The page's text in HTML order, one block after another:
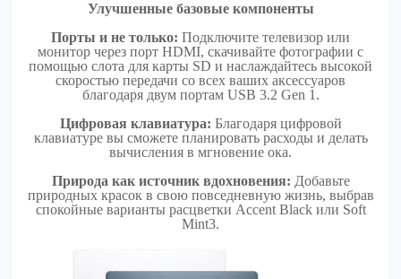
Улучшенные базовые компоненты
Порты и не только: Подключите телевизор или
монитор через порт HDMI, скачивайте фотографии с
помощью слота для карты SD и наслаждайтесь высокой
скоростью передачи со всех ваших аксессуаров
благодаря двум портам USB 3.2 Gen 1.
Цифровая клавиатура: Благодаря цифровой
клавиатуре вы сможете планировать расходы и делать
вычисления в мгновение ока.
Природа как источник вдохновения: Добавьте
природных красок в свою повседневную жизнь, выбрав
спокойные варианты расцветки Accent Black или Soft
Mint3.